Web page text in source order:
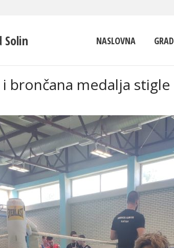
Solin NASLOVNA
brončana medalja stigle